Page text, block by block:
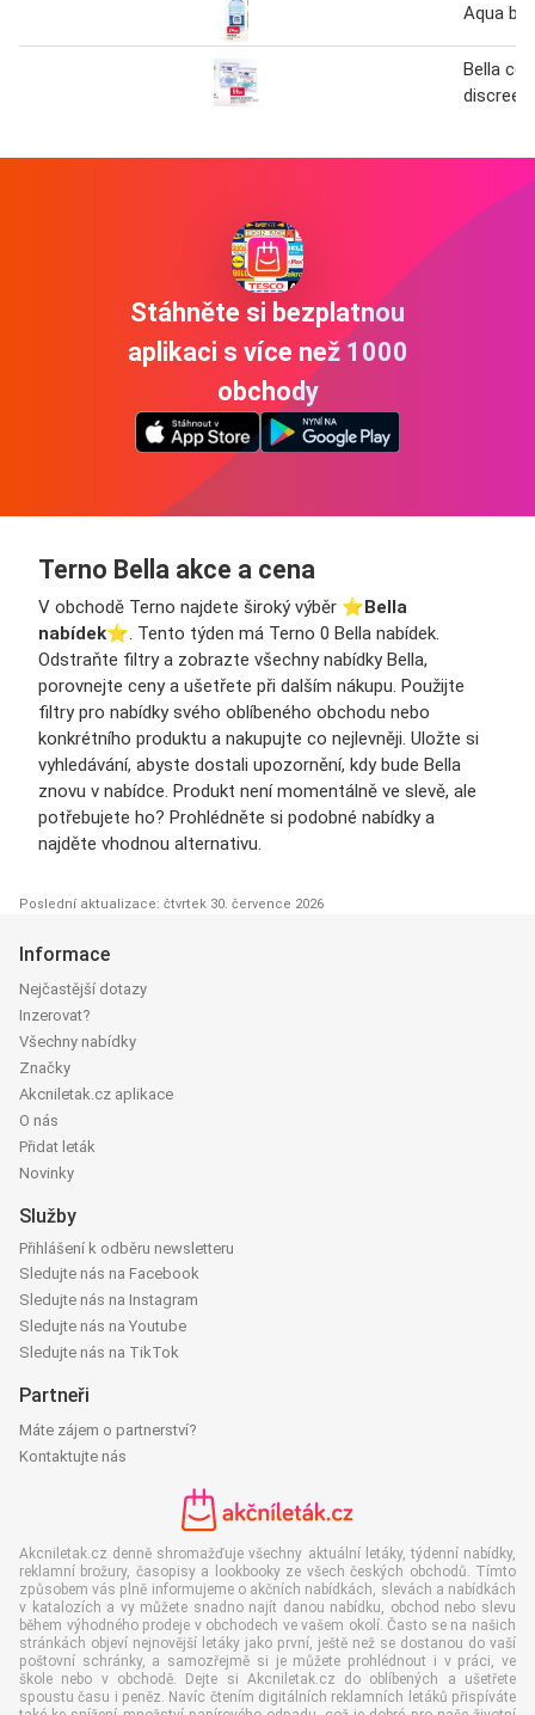
Aqua
Bella
discreet
Stáhněte si bezplatnou
aplikaci s více než 1000
obchody
Terno Bella akce a cena
V obchodě Terno najdete široký výběr ⭐️Bella
nabídek⭐️. Tento týden má Terno 0 Bella nabídek.
Odstraňte filtry a zobrazte všechny nabídky Bella,
porovnejte ceny a ušetřete při dalším nákupu. Použijte
filtry pro nabídky svého oblíbeného obchodu nebo
konkrétního produktu a nakupujte co nejlevněji. Uložte si
vyhledávání, abyste dostali upozornění, kdy bude Bella
znovu v nabídce. Produkt není momentálně ve slevě, ale
potřebujete ho? Prohlédněte si podobné nabídky a
najděte vhodnou alternativu.
Poslední aktualizace: čtvrtek 30. července 2026
Informace
Nejčastější dotazy
Inzerovat?
Všechny nabídky
Značky
Akcniletak.cz aplikace
O nás
Přidat leták
Novinky
Služby
Přihlášení k odběru newsletteru
Sledujte nás na Facebook
Sledujte nás na Instagram
Sledujte nás na Youtube
Sledujte nás na TikTok
Partneři
Máte zájem o partnerství?
Kontaktujte nás
Akcniletak.cz denně shromažďuje všechny aktuální letáky, týdenní nabídky,
reklamní brožury, časopisy a lookbooky ze všech českých obchodů. Tímto
způsobem vás plně informujeme o akčních nabídkách, slevách a nabídkách
v katalozích a vy můžete snadno najít danou nabídku, obchod nebo slevu
během výhodného prodeje v obchodech ve vašem okolí. Často se na našich
stránkách objeví nejnovější letáky jako první, ještě než se dostanou do vaší
poštovní schránky, a samozřejmě si je můžete prohlédnout i v práci, ve
škole nebo v obchodě. Dejte si Akcniletak.cz do oblíbených a ušetřete
spoustu času i peněz. Navíc čtením digitálních reklamních letáků přispíváte